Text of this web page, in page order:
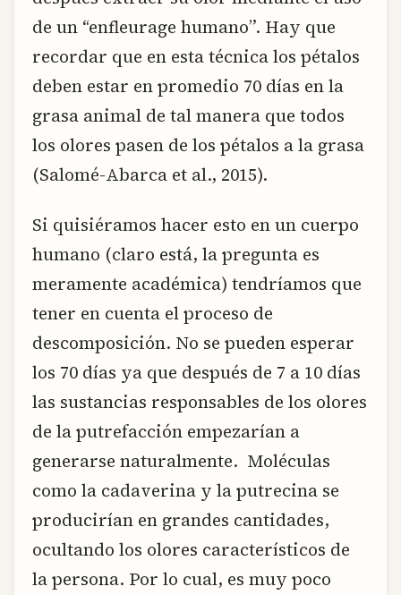
de un “enfleurage humano”. Hay que
recordar que en esta técnica los pétalos
deben estar en promedio 70 días en la
grasa animal de tal manera que todos
los olores pasen de los pétalos a la grasa
(Salomé-Abarca et al., 2015).
Si quisiéramos hacer esto en un cuerpo
humano (claro está, la pregunta es
meramente académica) tendríamos que
tener en cuenta el proceso de
descomposición. No se pueden esperar
los 70 días ya que después de 7 a 10 días
las sustancias responsables de los olores
de la putrefacción empezarían a
generarse naturalmente. Moléculas
como la cadaverina y la putrecina se
producirían en grandes cantidades,
ocultando los olores característicos de
la persona. Por lo cual, es muy poco